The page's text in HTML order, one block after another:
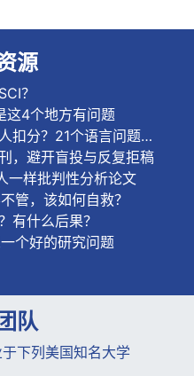
源
？
这4个地方有问题
？21个语言问题及示例
，避开盲投与反复拒稿
一样批判性分析论文
管，该如何自救？
有什么后果？
个好的研究问题
队
下列美国知名大学